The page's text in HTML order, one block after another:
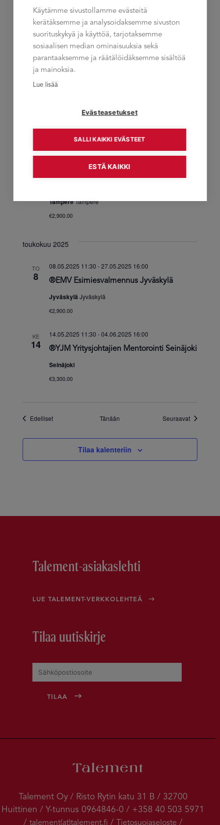
TI
25 ®EMV Esimiesvalmennus Turku
25.02.2025 11:30-27.03.2025 16:00
Turku
maaliskuu 2025
®EMV Esimiesvalmennus Vantaa
17
17.03.2025 11:30-04.04.2025 16:00
TampereTampere
€2,900.00
toukokuu 2025
TO
8 ®EMV Esimiesvalmennus Jyväskylä
08.05.2025 11:30 -27.05.2025 16:00
Jyväskylä Jyväskylä
€2,900.00
KE
14 ®YJM Yritysjohtajien Mentorointi Seinäjoki
14.05.2025 11:30 -04.06.2025 16:00
Seinäjoki
€3,300.00
EdellisetTapahtumat Tänään Seuraavat
Tilaa kalenteriin
Talement-asiakaslehti
LUE TALEMENT-VERKKOLEHTEÄ
Tilaa uutiskirje
Talement Oy / Risto Rytin katu 31 B / 32700
Huittinen / Y-tunnus 0964846-0 / +358 40 503 5971
/ talement(at)talement.fi / Tietosuojaseloste /
Käytämme sivustollamme evästeitä
kerätäksemme ja analysoidaksemme sivuston
suorituskykyä ja käyttöä, tarjotaksemme
sosiaalisen median ominaisuuksia sekä
parantaaksemme ja räätälöidäksemme sisältöä
ja mainoksia.
Lue lisää
Evästeasetukset
SALLI KAIKKI EVÄSTEET
ESTÄ KAIKKI